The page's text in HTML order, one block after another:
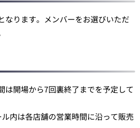
なります。メンバーをお選びいただ
は開場から7回裏終了までを予定して
内は各店舗の営業時間に沿って販売